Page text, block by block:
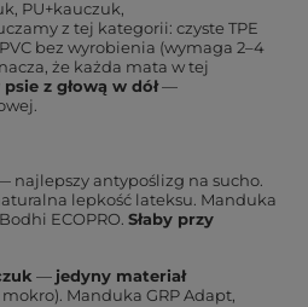
PU+kauczuk,
z tej kategorii: czyste TPE
bez wyrobienia (wymaga 2–4
że każda mata w tej
z głową w dół—
najlepszy antypoślizg na sucho.
lepkość lateksu. Manduka
ECOPRO. Słaby przy
— jedyny materiał
mokro). Manduka GRP Adapt,